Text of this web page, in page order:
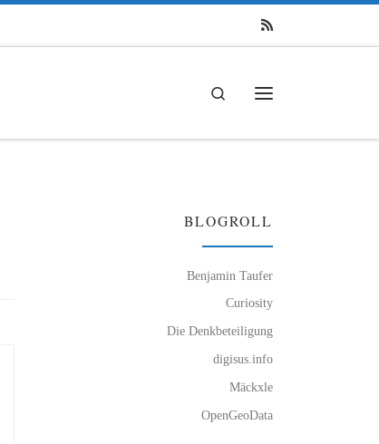
Search
BLOGROLL
Benjamin Taufer
Curiosity
Die Denkbeteiligung
digisus.info
Mäckxle
OpenGeoData